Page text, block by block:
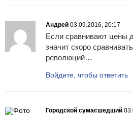
Андрей 03.09.2016, 20:17
Если сравнивают цены
значит скоро
революций…
Войдите, чтобы ответить
Городской сумасшедший